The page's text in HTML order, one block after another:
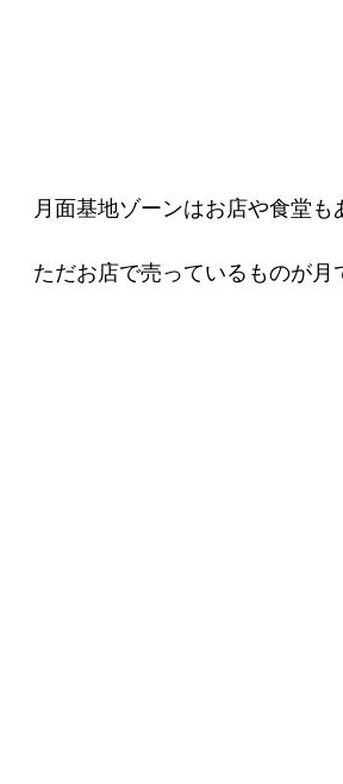
月面基地ゾーンはお店や食堂も
ただお店で売っているものが月